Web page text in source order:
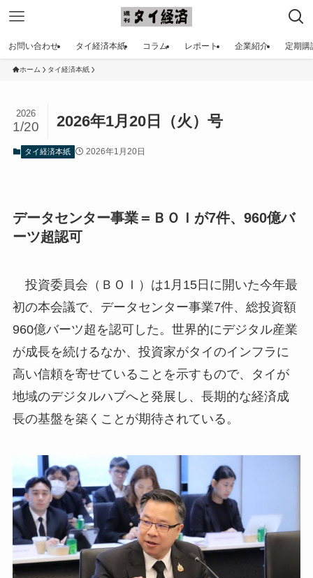
お問い合わせ タイ経済本紙 コラム レポート 企業紹介 定期購
ホーム タイ経済本紙
2026年1月20日（火）号
2026
1/20
タイ経済本紙 2026年1月20日
データセンター事業＝ＢＯＩが7件、960億バ
ーツ超認可
投資委員会（ＢＯＩ）は1月15日に開いた今年最
初の本会議で、データセンター事業7件、総投資額
960億バーツ超を認可した。世界的にデジタル産業
が成長を続けるなか、投資家がタイのインフラに
高い信頼を寄せていることを示すもので、タイが
地域のデジタルハブへと発展し、長期的な経済成
長の基盤を築くことが期待されている。